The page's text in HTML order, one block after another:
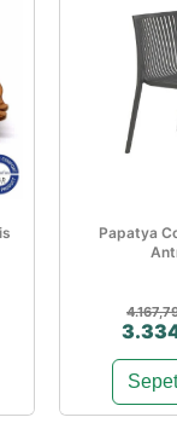
Papatya